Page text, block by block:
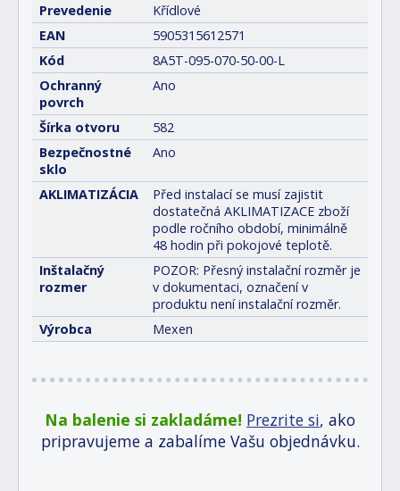
Prevedenie
Křídlové
EAN
5905315612571
Kód
8A5T-095-070-50-00-L
Ochranný
povrch
Ano
Šírka otvoru
582
Bezpečnostné
sklo
Ano
AKLIMATIZÁCIA
Před instalací se musí zajistit
dostatečná AKLIMATIZACE zboží
podle ročního období, minimálně
48 hodin při pokojové teplotě.
Inštalačný
rozmer
POZOR: Přesný instalační rozměr je
v dokumentaci, označení v
produktu není instalační rozměr.
Výrobca
Mexen
Na balenie si zakladáme! Prezrite si, ako
pripravujeme a zabalíme Vašu objednávku.